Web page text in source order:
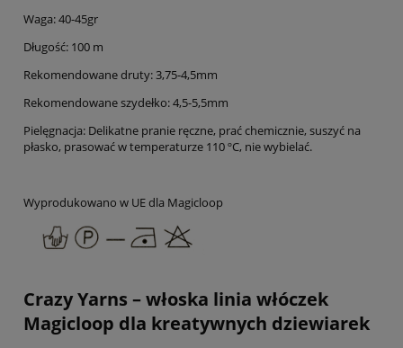
Waga: 40-45gr
Długość: 100 m
Rekomendowane druty: 3,75-4,5mm
Rekomendowane szydełko: 4,5-5,5mm
Pielęgnacja: Delikatne pranie ręczne, prać chemicznie, suszyć na
płasko, prasować w temperaturze 110 ºC, nie wybielać.
Wyprodukowano w UE dla Magicloop
Crazy Yarns – włoska linia włóczek
Magicloop dla kreatywnych dziewiarek